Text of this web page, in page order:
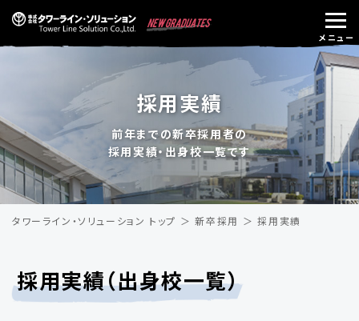
採用実績
前年までの新卒採用者の
採用実績・出身校一覧です
タワーライン・ソリューション トップ 新卒採用 採用実績
採用実績（出身校一覧）